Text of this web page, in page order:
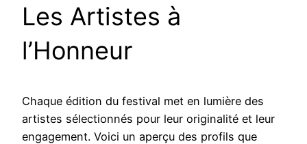
Les Artistes à
l’Honneur
Chaque édition du festival met en lumière des
artistes sélectionnés pour leur originalité et leur
engagement. Voici un aperçu des profils que